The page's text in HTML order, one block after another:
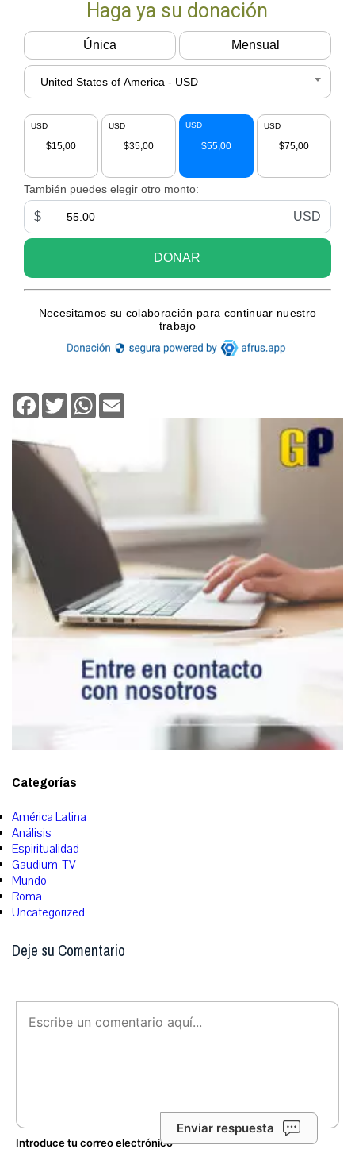
Facebook
TwitterWhatsApp
Categorías
América Latina
Análisis
Espiritualidad
Gaudium-TV
Mundo
Roma
Uncategorized
Deje su Comentario
Enviar respuesta
Introduce tu correo electrónico